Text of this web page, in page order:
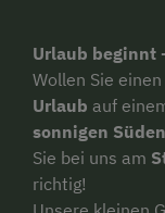
Urlaub beginnt
Wollen Sie einen
Urlaub auf
sonnigen
Sie bei uns am
richtig!